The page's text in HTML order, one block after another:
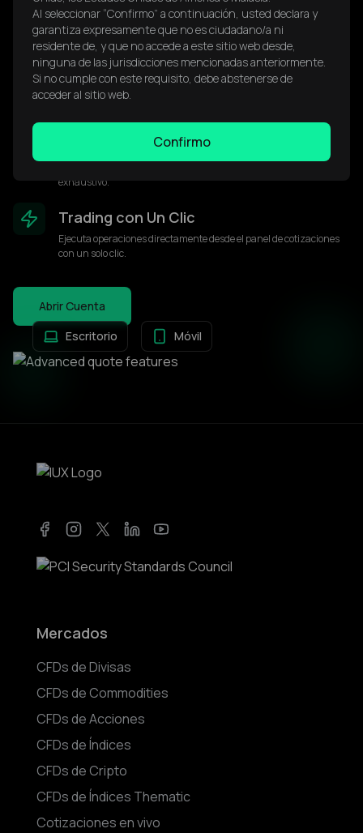
Configura alertas personalizadas para niveles de precio, cambios
de spread y movimientos del mercado.
Profundidad de Mercado
Visualiza el libro de órdenes con múltiples niveles de liquidez para
Datos Históricos
exhaustivo.
Trading con Un Clic
Ejecuta operaciones directamente desde el panel de cotizaciones
con un solo clic.
Abrir Cuenta
Escritorio
Móvil
Mercados
CFDs de Divisas
CFDs de Commodities
CFDs de Acciones
CFDs de Índices
CFDs de Cripto
CFDs de Índices Thematic
Cotizaciones en vivo
Al seleccionar “Confirmo” a continuación, usted declara y
garantiza expresamente que no es ciudadano/a ni
residente de, y que no accede a este sitio web desde,
ninguna de las jurisdicciones mencionadas anteriormente.
Si no cumple con este requisito, debe abstenerse de
acceder al sitio web.
Confirmo